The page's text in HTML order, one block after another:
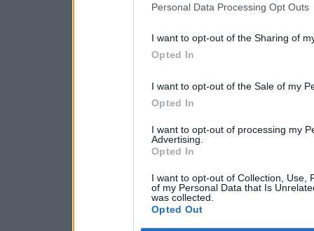
Personal Data Processing Opt Outs
I want to opt-out of the Sharing of
Opted In
I want to opt-out of the Sale of my
Opted In
I want to opt-out of processing my
Advertising.
Opted In
I want to opt-out of Collection, Use,
of my Personal Data that Is
was collected.
Opted Out